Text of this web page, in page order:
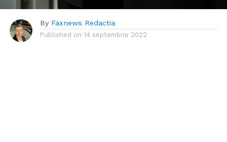
By Faxnews Redactia
Published on 14 septembrie 2022